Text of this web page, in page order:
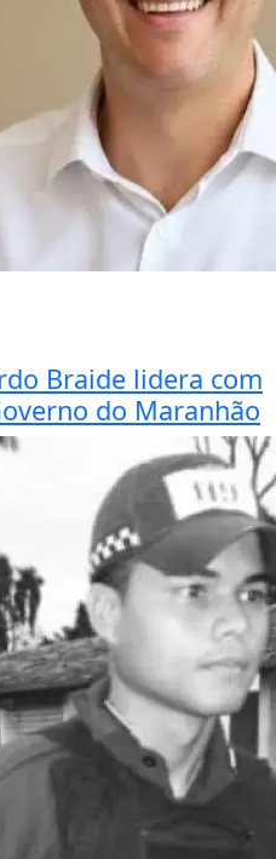
Braide lidera com
do Maranhão